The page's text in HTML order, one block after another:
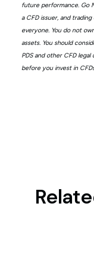
future performance. Go
a CFD issuer, and
everyone. You do not
assets. You should
PDS and other CFD
before you invest in